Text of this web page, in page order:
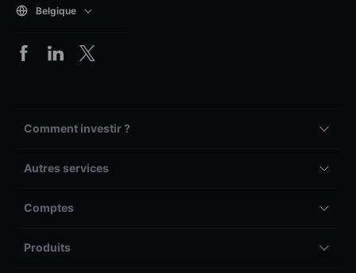
Belgique
Comment investir ?
Autres services
Comptes
Produits